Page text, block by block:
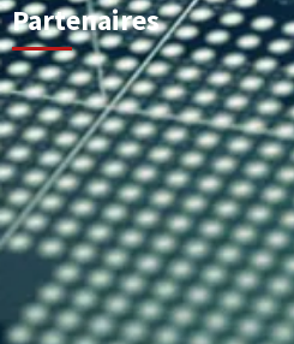
Partenaires